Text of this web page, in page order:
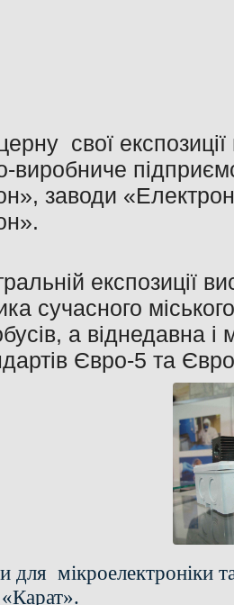
свої
виробниче
заводи
експозиції
сучасного
а віднедавна і
Євро-5 та
для мікроелектроніки